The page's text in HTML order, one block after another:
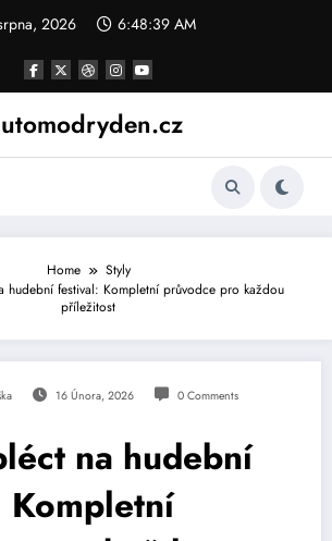
2026 6:48:40 AM
Home
Styly
hudební festival: Kompletní průvodce pro každou
příležitost
16 Února, 2026 0 Comments
na hudební